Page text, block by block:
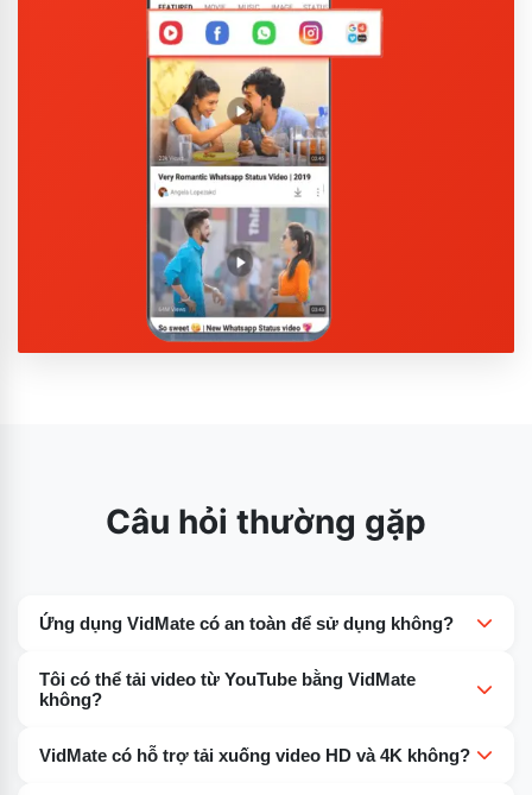
Câu hỏi thường gặp
Ứng dụng VidMate có an toàn để sử dụng không?
Có, nếu tải xuống từ các nguồn đáng tin cậy. Hãy tải tệp
APK từ các trang web đáng tin cậy để tránh phần mềm
Tôi có thể tải video từ YouTube bằng VidMate
không?
Đúng vậy. VidMate cho phép bạn tải video từ YouTube
và các trang web khác như Facebook, Dailymotion,
VidMate có hỗ trợ tải xuống video HD và 4K không?